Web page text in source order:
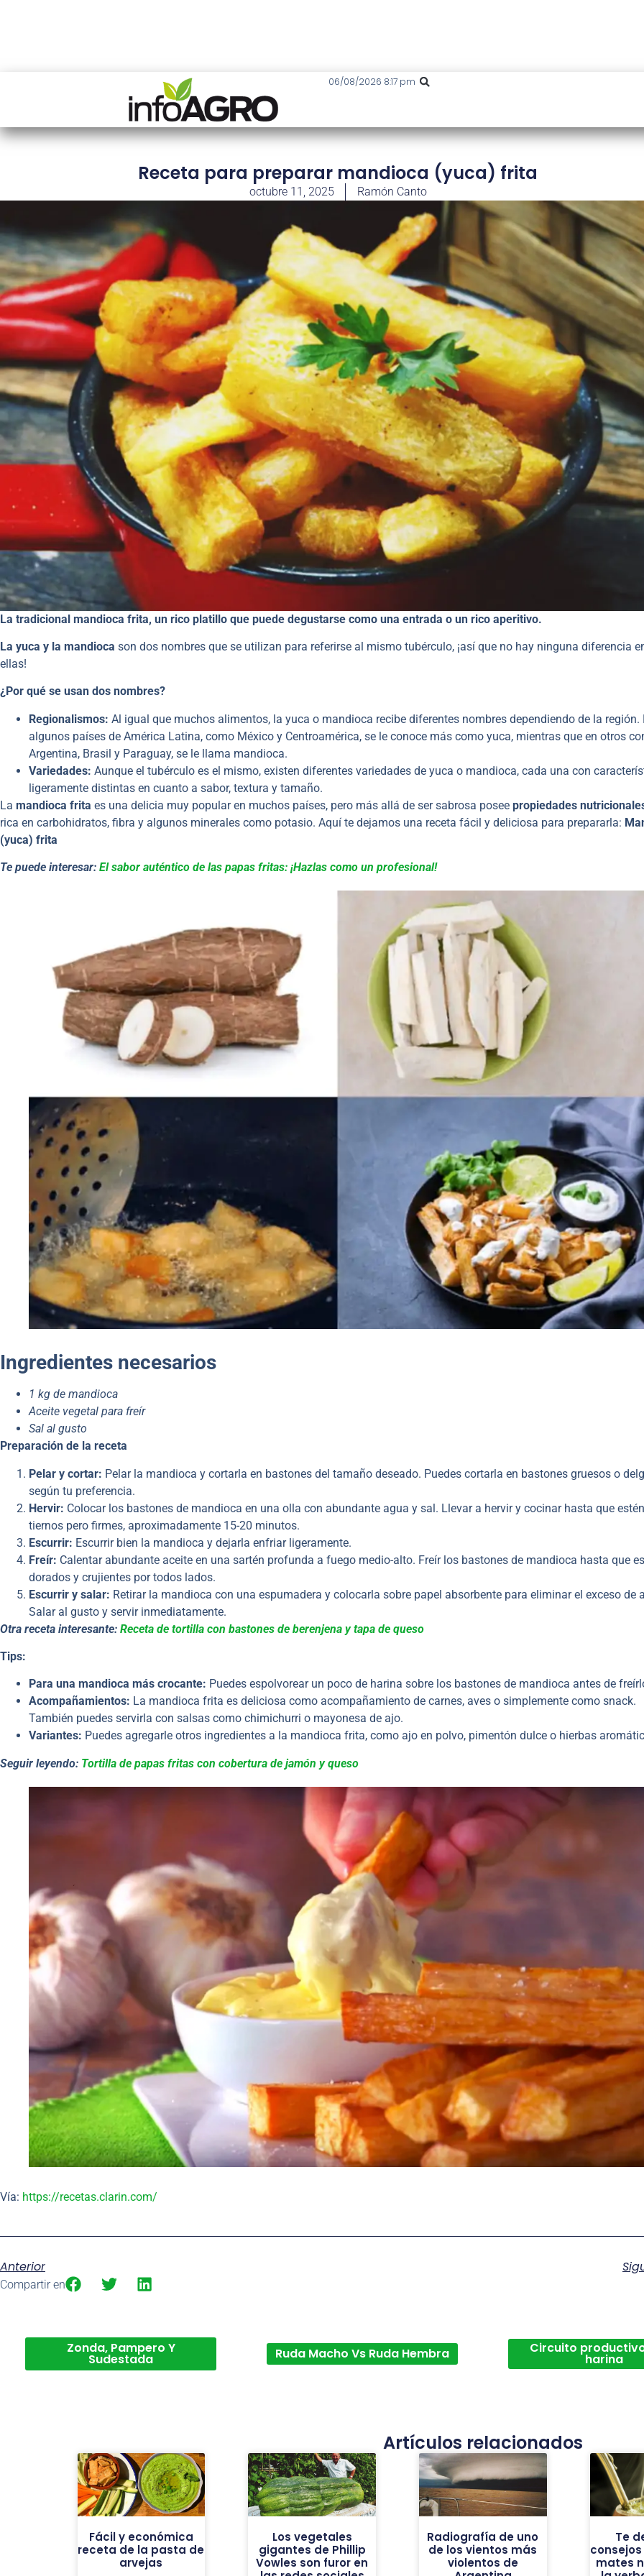
06/08/2026 8:17 pm
Receta para preparar mandioca (yuca) frita
octubre 11, 2025 Ramón Canto
La tradicional mandioca frita, un rico platillo que puede degustarse como una entrada o un rico aperitivo.
La yuca y la mandioca son dos nombres que se utilizan para referirse al mismo tubérculo, ¡así que no hay ninguna diferencia
ellas!
¿Por qué se usan dos nombres?
Regionalismos: Al igual que muchos alimentos, la yuca o mandioca recibe diferentes nombres dependiendo de la región.
algunos países de América Latina, como México y Centroamérica, se le conoce más como yuca, mientras que en otros
Argentina, Brasil y Paraguay, se le llama mandioca.
Variedades: Aunque el tubérculo es el mismo, existen diferentes variedades de yuca o mandioca, cada una con
ligeramente distintas en cuanto a sabor, textura y tamaño.
La mandioca frita es una delicia muy popular en muchos países, pero más allá de ser sabrosa posee propiedades
rica en carbohidratos, fibra y algunos minerales como potasio. Aquí te dejamos una receta fácil y deliciosa para prepararla:
(yuca) frita
Te puede interesar: El sabor auténtico de las papas fritas: ¡Hazlas como un profesional!
Ingredientes necesarios
1 kg de mandioca
Aceite vegetal para freír
Sal al gusto
Preparación de la receta
Pelar y cortar: Pelar la mandioca y cortarla en bastones del tamaño deseado. Puedes cortarla en bastones gruesos o
según tu preferencia.
Hervir: Colocar los bastones de mandioca en una olla con abundante agua y sal. Llevar a hervir y cocinar hasta que estén
tiernos pero firmes, aproximadamente 15-20 minutos.
Escurrir: Escurrir bien la mandioca y dejarla enfriar ligeramente.
Freír: Calentar abundante aceite en una sartén profunda a fuego medio-alto. Freír los bastones de mandioca hasta que
dorados y crujientes por todos lados.
Escurrir y salar: Retirar la mandioca con una espumadera y colocarla sobre papel absorbente para eliminar el exceso de
Salar al gusto y servir inmediatamente.
Otra receta interesante: Receta de tortilla con bastones de berenjena y tapa de queso
Tips:
Para una mandioca más crocante: Puedes espolvorear un poco de harina sobre los bastones de mandioca antes de
Acompañamientos: La mandioca frita es deliciosa como acompañamiento de carnes, aves o simplemente como snack.
También puedes servirla con salsas como chimichurri o mayonesa de ajo.
Variantes: Puedes agregarle otros ingredientes a la mandioca frita, como ajo en polvo, pimentón dulce o hierbas
Seguir leyendo: Tortilla de papas fritas con cobertura de jamón y queso
Vía: https://recetas.clarin.com/
Anterior
Compartir en
Zonda, Pampero Y
Sudestada Ruda Macho Vs Ruda Hembra Circuito
harina
Artículos relacionados
Fácil y económica
receta de la pasta de
arvejas
Los vegetales
gigantes de Phillip
Vowles son furor en
Radiografía de uno
de los vientos más
violentos de
Te
mates